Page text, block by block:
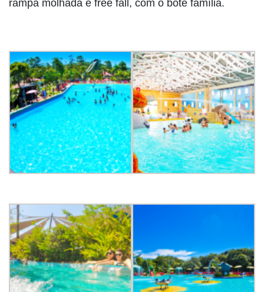
rampa molhada e free fall, com o bote família.